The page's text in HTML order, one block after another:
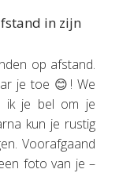
in zijn
op afstand.
je toe 😊! We
ik je bel om je
kun je rustig
Voorafgaand
foto van je –